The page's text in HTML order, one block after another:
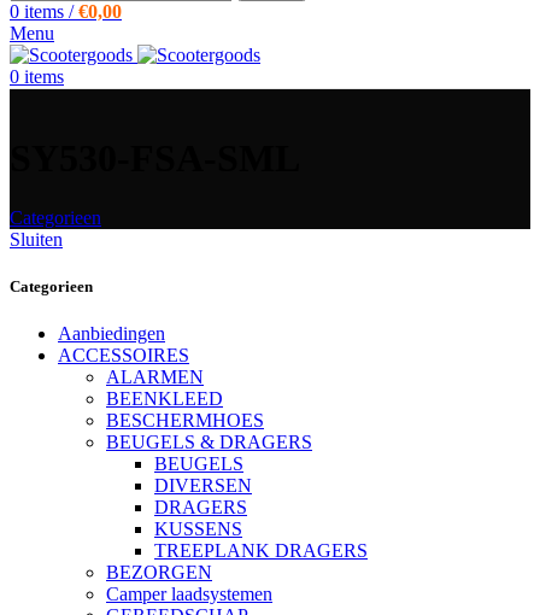
0 items / €0,00
Menu
0 items
Categorieen
Sluiten
Categorieen
Aanbiedingen
ACCESSOIRES
ALARMEN
BEENKLEED
BESCHERMHOES
BEUGELS & DRAGERS
BEUGELS
DIVERSEN
DRAGERS
KUSSENS
TREEPLANK DRAGERS
BEZORGEN
Camper laadsystemen